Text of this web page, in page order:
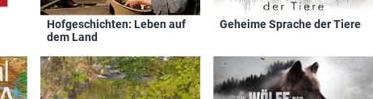
Hofgeschichten: Leben auf
dem Land
Geheime Sprache der Tiere